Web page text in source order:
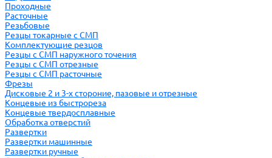
Проходные
Расточные
Резьбовые
Резцы токарные с СМП
Комплектующие резцов
Резцы с СМП наружного точения
Резцы с СМП отрезные
Резцы с СМП расточные
Фрезы
Дисковые 2 и 3-х стороние, пазовые и отрезные
Концевые из быстрореза
Концевые твердосплавные
Обработка отверстий
Развертки
Развертки машинные
Развертки ручные